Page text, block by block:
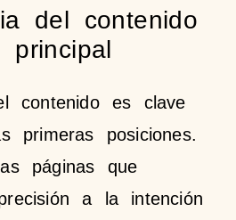
del contenido
contenido es clave
primeras posiciones.
páginas que
a la intención